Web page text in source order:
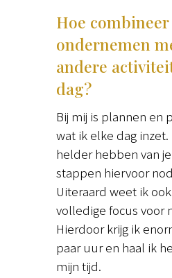
Hoe
ondernemen
andere
dag?
Bij mij is plannen en
wat ik elke dag
helder hebben van
stappen hiervoor
Uiteraard weet ik
volledige focus voor
Hierdoor krijg ik
paar uur en haal ik
mijn tijd.